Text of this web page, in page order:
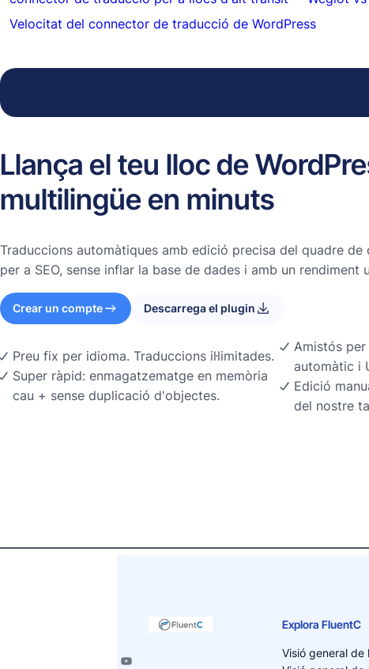
Velocitat del connector de traducció de WordPress
Llança el teu lloc de
multilingüe en minuts
Traduccions automàtiques amb edició precisa del quadre de
per a SEO, sense inflar la base de dades i amb un rendiment
Crear un compte Descarrega el plugin
Preu fix per idioma. Traduccions il·limitades.
Super ràpid: enmagatzematge en memòria
cau + sense duplicació d'objectes.
Amistós per
automàtic i
Edició
del nostre
Explora FluentC
Visió general